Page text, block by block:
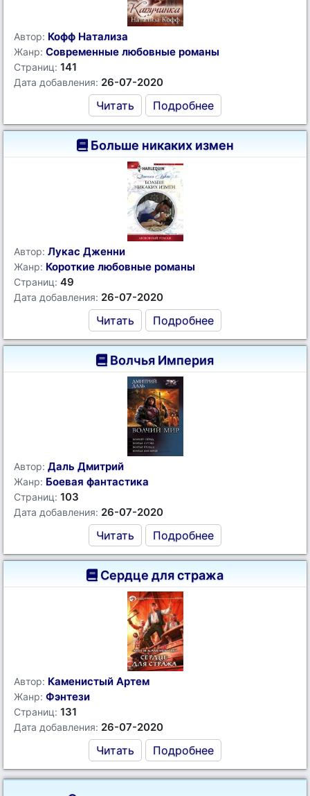
Автор: Кофф Натализа
Жанр: Современные любовные романы
Страниц: 141
Дата добавления: 26-07-2020
Читать Подробнее
Больше никаких измен
Автор: Лукас Дженни
Жанр: Короткие любовные романы
Страниц: 49
Дата добавления: 26-07-2020
Читать Подробнее
Волчья Империя
Автор: Даль Дмитрий
Жанр: Боевая фантастика
Страниц: 103
Дата добавления: 26-07-2020
Читать Подробнее
Сердце для стража
Автор: Каменистый Артем
Жанр: Фэнтези
Страниц: 131
Дата добавления: 26-07-2020
Читать Подробнее